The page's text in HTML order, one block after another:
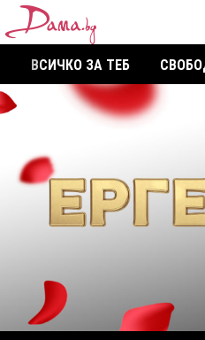
ВСИЧКО ЗА ТЕБ